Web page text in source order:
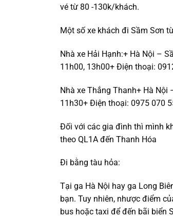
vé từ 80 -130k/khách.
Một số xe khách đi Sầm Sơn
Nhà xe Hải Hạnh:+ Hà Nội –
11h00, 13h00+ Điện thoại:
Nhà xe Thắng Thanh+ Hà Nội
11h30+ Điện thoại: 0975 070
Đối với các gia đình thì mình
theo QL1A đến Thanh Hóa
Đi bằng tàu hỏa:
Tại ga Hà Nội hay ga Long
bạn. Tuy nhiên, nhược điểm
bus hoặc taxi để đến bãi biển